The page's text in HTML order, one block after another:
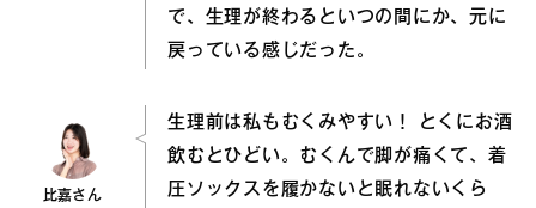
で、生理が終わるといつの間にか、元に
戻っている感じだった。
比嘉さん
生理前は私もむくみやすい！ とくにお酒
飲むとひどい。むくんで脚が痛くて、着
圧ソックスを履かないと眠れないくら